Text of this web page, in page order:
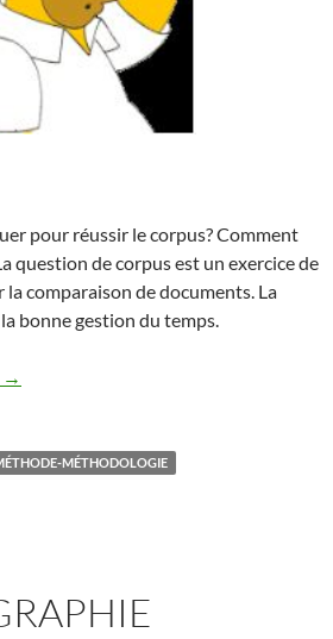
pour réussir le corpus? Comment
question de corpus est un exercice de
comparaison de documents. La
bonne gestion du temps.
LA METHODE DU CORPUS
→
MÉTHODOLOGIE